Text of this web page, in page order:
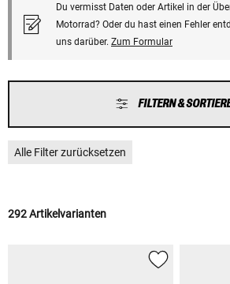
Du vermisst Daten oder Artikel in der
Motorrad? Oder du hast einen Fehler
uns darüber. Zum Formular
FILTERN &
Alle Filter zurücksetzen
292 Artikelvarianten